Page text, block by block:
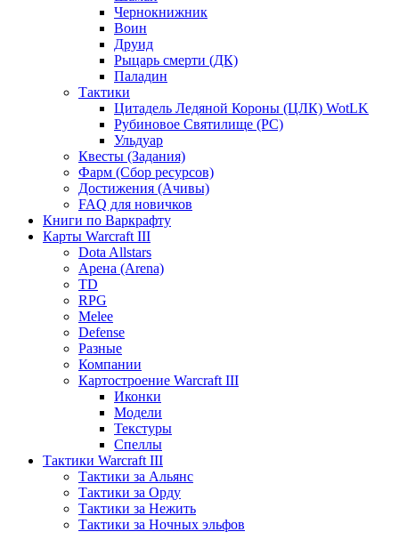
Чернокнижник
Воин
Друид
Рыцарь смерти (ДК)
Паладин
Тактики
Цитадель Ледяной Короны (ЦЛК) WotLK
Рубиновое Святилище (РС)
Ульдуар
Квесты (Задания)
Фарм (Сбор ресурсов)
Достижения (Ачивы)
FAQ для новичков
Книги по Варкрафту
Карты Warcraft III
Dota Allstars
Арена (Arena)
TD
RPG
Melee
Defense
Разные
Компании
Картостроение Warcraft III
Иконки
Модели
Текстуры
Спеллы
Тактики Warcraft III
Тактики за Альянс
Тактики за Орду
Тактики за Нежить
Тактики за Ночных эльфов